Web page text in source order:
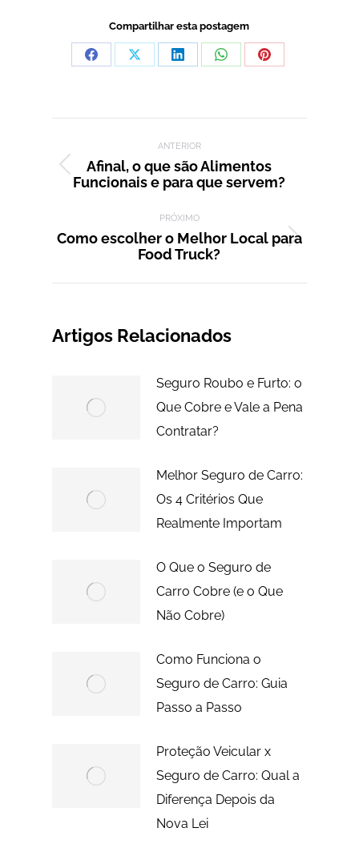
Compartilhar esta postagem
CompartilharCompartilharCompartilharCompartilharCompartilhar
ANTERIOR
Post
Afinal, o que são Alimentos
Funcionais e para que servem?
PRÓXIMO
Próximo
Como escolher o Melhor Local para
Food Truck?
Artigos Relacionados
Seguro Roubo e Furto: o
Que Cobre e Vale a Pena
Contratar?
Melhor Seguro de Carro:
Os 4 Critérios Que
Realmente Importam
O Que o Seguro de
Carro Cobre (e o Que
Não Cobre)
Como Funciona o
Seguro de Carro: Guia
Passo a Passo
Proteção Veicular x
Seguro de Carro: Qual a
Diferença Depois da
Nova Lei